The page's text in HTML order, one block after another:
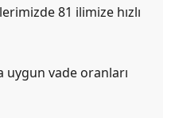
81 ilimize hızlı
uygun vade oranları